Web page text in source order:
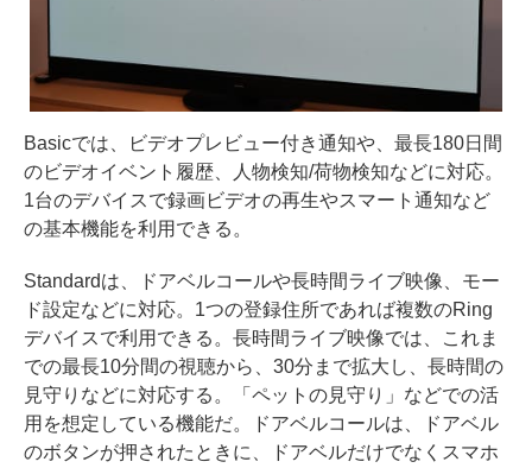
Basicでは、ビデオプレビュー付き通知や、最長180日間
のビデオイベント履歴、人物検知/荷物検知などに対応。
1台のデバイスで録画ビデオの再生やスマート通知など
の基本機能を利用できる。
Standardは、ドアベルコールや長時間ライブ映像、モー
ド設定などに対応。1つの登録住所であれば複数のRing
デバイスで利用できる。長時間ライブ映像では、これま
での最長10分間の視聴から、30分まで拡大し、長時間の
見守りなどに対応する。「ペットの見守り」などでの活
用を想定している機能だ。ドアベルコールは、ドアベル
のボタンが押されたときに、ドアベルだけでなくスマホ